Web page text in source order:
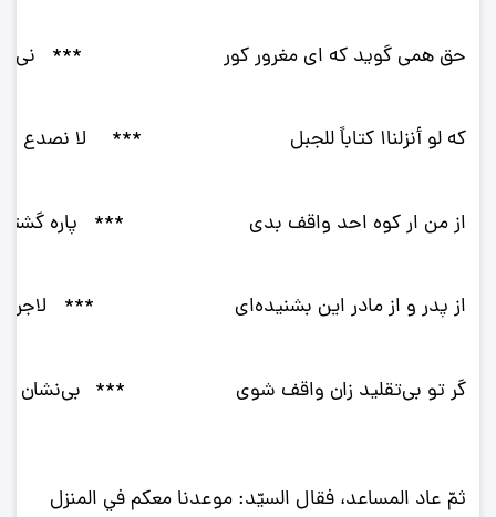
حق همى گويد كه اى مغرور كور *** نى
كه لو أنزلنا۱ كتاباً للجبل‌ *** لا نصدع
از من ار كوه احد واقف بدى‌ *** پاره
از پدر و از مادر اين بشنيده‌اى‌ ***
گر تو بى‌تقليد زان واقف شوى‌ *** بى‌نشان
ثمّ عاد المساعد، فقال السيّد: موعدنا معكم في المنزل